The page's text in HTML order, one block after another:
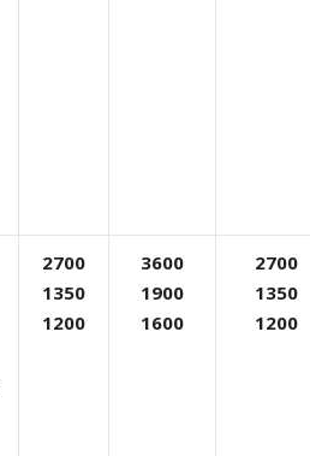
2700
1350
1200
3600
1900
1600
2700
1350
1200